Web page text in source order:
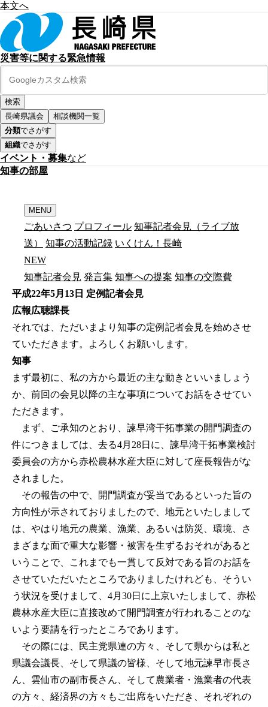
本文へ
災害等に関する緊急情報
長崎県議会
相談機関一覧
分類でさがす
組織でさがす
イベント・募集など
知事の部屋
MENU
ごあいさつ プロフィール 知事記者会見（ライブ放
送）
知事の活動記録 いくけん！長崎
NEW
知事記者会見 発言集 知事への提案 知事の交際費
平成22年5月13日 定例記者会見
広報広聴課長
それでは、ただいまより知事の定例記者会見を始めさせ
ていただきます。よろしくお願いします。
知事
まず最初に、私の方から最近の主な動きといいましょう
か、前回の会見以降の主な事項についてお話をさせてい
ただきます。
まず、ご承知のとおり、諫早湾干拓事業の開門調査の
件につきましては、去る4月28日に、諫早湾干拓事業検討
委員会の方から赤松農林水産大臣に対して座長報告がな
されました。
その報告の中で、開門調査が妥当であるといった旨の
方向性が示されておりましたので、地元といたしまして
は、やはり地元の農業、漁業、あるいは防災、環境、さ
まざまな面で重大な影響・被害を生ずるおそれがあると
いうことで、これまでも一貫して反対である旨のお話を
させていただいたところでありましたけれども、そうい
う状況を受けまして、4月30日に上京いたしまして、赤松
農林水産大臣に直接改めて開門調査が行われることのな
いよう要請を行ったところであります。
その際には、民主党県連の方々、そして県からは私と
県議会議長、そして県議の皆様、そして地元諫早市長さ
ん、雲仙市の副市長さん、そして農業者・漁業者の代表
の方々、経済界の方々もご出席をいただき、それぞれの